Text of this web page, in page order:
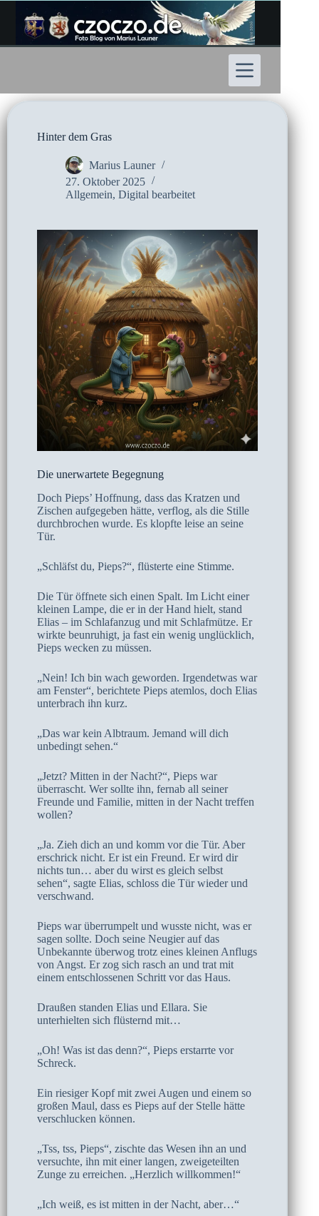
Inhalt
springen
Hinter dem Gras
Marius Launer
27. Oktober 2025
Allgemein, Digital bearbeitet
Die unerwartete Begegnung
Doch Pieps’ Hoffnung, dass das Kratzen und
Zischen aufgegeben hätte, verflog, als die Stille
durchbrochen wurde. Es klopfte leise an seine
Tür.
„Schläfst du, Pieps?“, flüsterte eine Stimme.
Die Tür öffnete sich einen Spalt. Im Licht einer
kleinen Lampe, die er in der Hand hielt, stand
Elias – im Schlafanzug und mit Schlafmütze. Er
wirkte beunruhigt, ja fast ein wenig unglücklich,
Pieps wecken zu müssen.
„Nein! Ich bin wach geworden. Irgendetwas war
am Fenster“, berichtete Pieps atemlos, doch Elias
unterbrach ihn kurz.
„Das war kein Albtraum. Jemand will dich
unbedingt sehen.“
„Jetzt? Mitten in der Nacht?“, Pieps war
überrascht. Wer sollte ihn, fernab all seiner
Freunde und Familie, mitten in der Nacht treffen
wollen?
„Ja. Zieh dich an und komm vor die Tür. Aber
erschrick nicht. Er ist ein Freund. Er wird dir
nichts tun… aber du wirst es gleich selbst
sehen“, sagte Elias, schloss die Tür wieder und
verschwand.
Pieps war überrumpelt und wusste nicht, was er
sagen sollte. Doch seine Neugier auf das
Unbekannte überwog trotz eines kleinen Anflugs
von Angst. Er zog sich rasch an und trat mit
einem entschlossenen Schritt vor das Haus.
Draußen standen Elias und Ellara. Sie
unterhielten sich flüsternd mit…
„Oh! Was ist das denn?“, Pieps erstarrte vor
Schreck.
Ein riesiger Kopf mit zwei Augen und einem so
großen Maul, dass es Pieps auf der Stelle hätte
verschlucken können.
„Tss, tss, Pieps“, zischte das Wesen ihn an und
versuchte, ihn mit einer langen, zweigeteilten
Zunge zu erreichen. „Herzlich willkommen!“
„Ich weiß, es ist mitten in der Nacht, aber…“